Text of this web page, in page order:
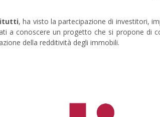
, ha visto la partecipazione di investitori,
a conoscere un progetto che si propone di
della redditività degli immobili.